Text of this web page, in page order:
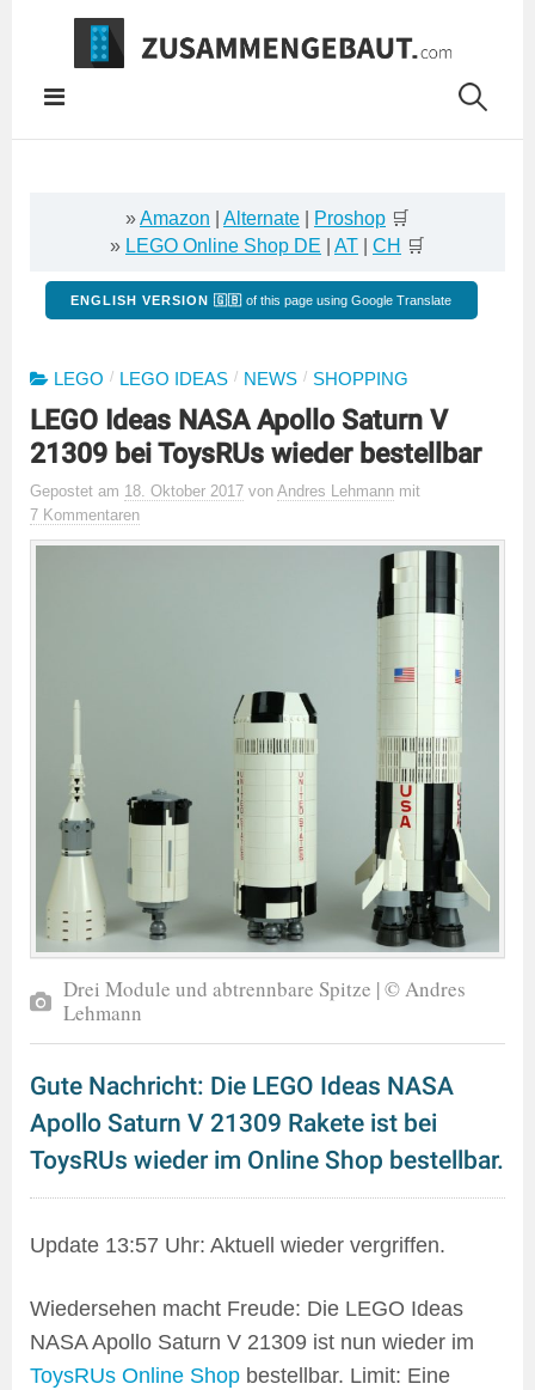
Springe
Inhalt
»Amazon Alternate Proshop 🛒
» LEGO Online Shop DE AT CH 🛒
ENGLISH VERSION 🇬🇧 of this page using Google Translate
LEGO / LEGO IDEAS / NEWS / SHOPPING
LEGO Ideas NASA Apollo Saturn V
21309 bei ToysRUs wieder bestellbar
Gepostet am 18. Oktober 2017 von Andres Lehmann mit
7 Kommentaren
Drei Module und abtrennbare Spitze | © Andres
Lehmann
Gute Nachricht: Die LEGO Ideas NASA
Apollo Saturn V 21309 Rakete ist bei
ToysRUs wieder im Online Shop bestellbar.
Update 13:57 Uhr: Aktuell wieder vergriffen.
Wiedersehen macht Freude: Die LEGO Ideas
NASA Apollo Saturn V 21309 ist nun wieder im
ToysRUs Online Shop bestellbar. Limit: Eine